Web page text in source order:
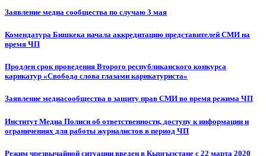
Заявление медиа сообщества по случаю 3 мая
Комендатура Бишкека начала аккредитацию представителей СМИ на
время ЧП
Продлен срок проведения Второго республиканского конкурса
карикатур «Свобода слова глазами карикатуриста»
Заявление медиасообщества в защиту прав СМИ во время режима ЧП
Институт Медиа Полиси об ответственности, доступу к информации и
ограничениях для работы журналистов в период ЧП
Режим чрезвычайной ситуации введен в Кыргызстане с 22 марта 2020